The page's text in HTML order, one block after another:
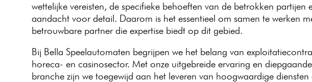
wettelijke vereisten, de specifieke behoeften van de betrokken partijen
aandacht voor detail. Daarom is het essentieel om samen te werken
betrouwbare partner die expertise biedt op dit gebied.
Bij Bella Speelautomaten begrijpen we het belang van
horeca- en casinosector. Met onze uitgebreide ervaring en
branche zijn we toegewijd aan het leveren van hoogwaardige